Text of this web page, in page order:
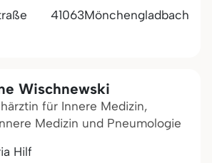
41063Mönchengladbach
Wischnewski
für Innere Medizin,
Medizin und Pneumologie
Hilf